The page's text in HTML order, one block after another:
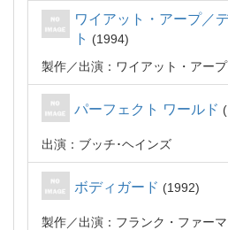
ワイアット・アープ／
ト
1994
製作
出演：ワイアット・アープ
パーフェクト ワールド
出演：ブッチ･ヘインズ
ボディガード 1992
製作 出演：フランク・ファー